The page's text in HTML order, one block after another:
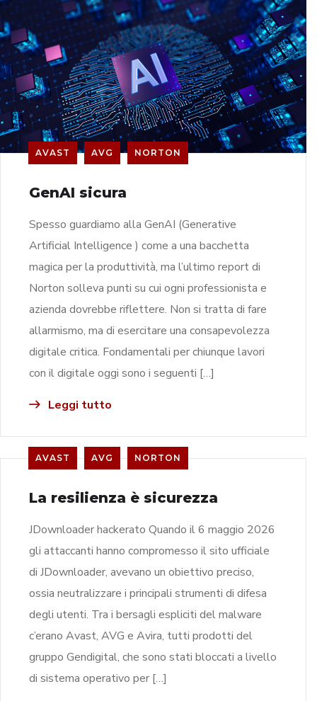
AVAST AVG NORTON
GenAI sicura
Spesso guardiamo alla GenAI (Generative
Artificial Intelligence ) come a una bacchetta
magica per la produttività, ma l’ultimo report di
Norton solleva punti su cui ogni professionista e
azienda dovrebbe riflettere. Non si tratta di fare
allarmismo, ma di esercitare una consapevolezza
digitale critica. Fondamentali per chiunque lavori
con il digitale oggi sono i seguenti […]
Leggi tutto
AVAST AVG NORTON
La resilienza è sicurezza
JDownloader hackerato Quando il 6 maggio 2026
gli attaccanti hanno compromesso il sito ufficiale
di JDownloader, avevano un obiettivo preciso,
ossia neutralizzare i principali strumenti di difesa
degli utenti. Tra i bersagli espliciti del malware
c’erano Avast, AVG e Avira, tutti prodotti del
gruppo Gendigital, che sono stati bloccati a livello
di sistema operativo per […]